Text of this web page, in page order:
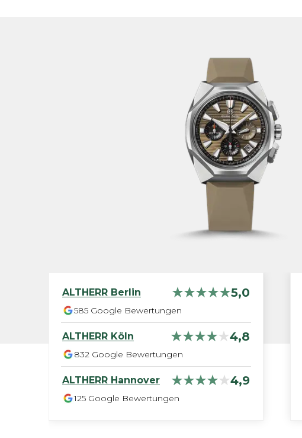
ALTHERR Berlin 5,0
585 Google Bewertungen
ALTHERR Köln 4,8
832 Google Bewertungen
ALTHERR Hannover 4,9
125 Google Bewertungen